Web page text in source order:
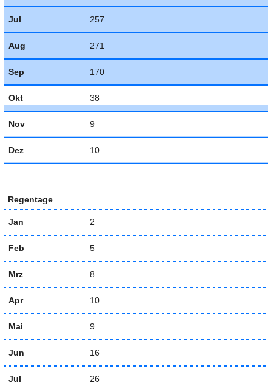
Jul 257
Aug 271
Sep 170
Okt 38
Nov 9
Dez 10
Regentage
Jan 2
Feb 5
Mrz 8
Apr 10
Mai 9
Jun 16
Jul 26